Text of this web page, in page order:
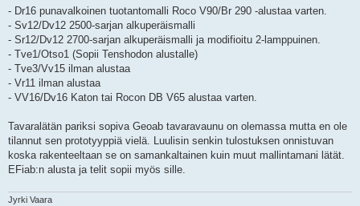
- Dr16 punavalkoinen tuotantomalli Roco V90/Br 290 -alustaa varten.
- Sv12/Dv12 2500-sarjan alkuperäismalli
- Sr12/Dv12 2700-sarjan alkuperäismalli ja modifioitu 2-lamppuinen.
- Tve1/Otso1 (Sopii Tenshodon alustalle)
- Tve3/Vv15 ilman alustaa
- Vr11 ilman alustaa
- VV16/Dv16 Katon tai Rocon DB V65 alustaa varten.
Tavaralätän pariksi sopiva Geoab tavaravaunu on olemassa mutta en ole
tilannut sen prototyyppiä vielä. Luulisin senkin tulostuksen onnistuvan
koska rakenteeltaan se on samankaltainen kuin muut mallintamani lätät.
EFiab:n alusta ja telit sopii myös sille.
Jyrki Vaara